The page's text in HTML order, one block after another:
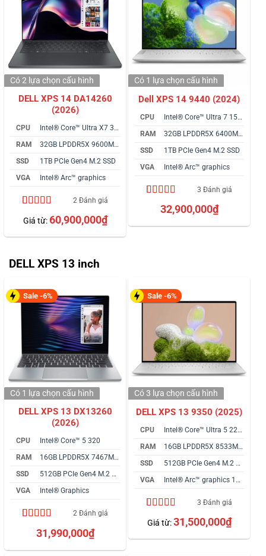
DELL XPS 14 DA14260
(2026)
CPU
Intel® Core™ Ultra X7 358H
RAM
32GB LPDDR5X 9600MHz
SSD
1TB PCIe Gen4 M.2 SSD
VGA
Intel® Arc™ graphics
trên 5
dựa trên
2 Đánh giá
Giá từ:60,900,000₫
Có 2 lựa chọn cấu hình
Dell XPS 14 9440 (2024)
CPU
Intel® Core™ Ultra 7 155H vPro
RAM
32GB LPDDR5X 6400MHz
SSD
1TB PCIe Gen4 M.2 SSD
VGA
Intel® Arc™ graphics
4.67trên 5
dựa trên
3 Đánh giá
32,900,000₫
Có 1 lựa chọn cấu hình
DELL XPS 13 inch
Sale -6%
DELL XPS 13 DX13260
(2026)
CPU
Intel® Core™ 5 320
RAM
16GB LPDDR5X 7467MHz
SSD
512GB PCIe Gen4 M.2 SSD
VGA
Intel® Graphics
4.50trên 5
dựa trên
2 Đánh giá
31,990,000₫
Có 1 lựa chọn cấu hình
Sale -6%
DELL XPS 13 9350 (2025)
CPU
Intel® Core™ Ultra 5 226V
RAM
16GB LPDDR5X 8533MHz
SSD
512GB PCIe Gen4 M.2 SSD
VGA
Intel® Arc™ graphics 140V
trên 5
dựa trên
3 Đánh giá
Giá từ:31,500,000₫
Có 3 lựa chọn cấu hình